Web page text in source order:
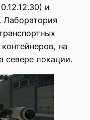
и
Лаборатория
на
севере локации.